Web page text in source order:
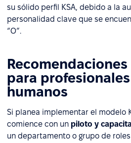
su sólido perfil KSA, debido a la
personalidad clave que se
“O”.
para
humanos
Si planea implementar el modelo
comience con un piloto y
un departamento o grupo de